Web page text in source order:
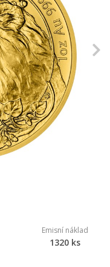
Emisní náklad
1320 ks